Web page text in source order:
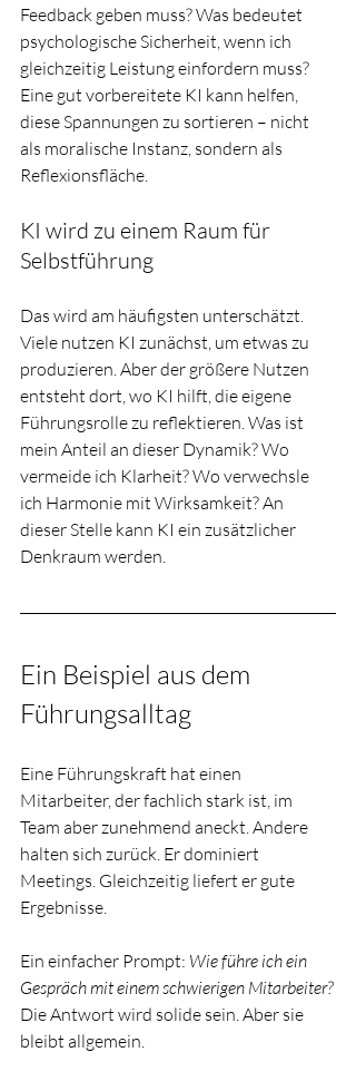
Feedback geben muss? Was bedeutet
psychologische Sicherheit, wenn ich
gleichzeitig Leistung einfordern muss?
Eine gut vorbereitete KI kann helfen,
diese Spannungen zu sortieren – nicht
als moralische Instanz, sondern als
Reflexionsfläche.
KI wird zu einem Raum für
Selbstführung
Das wird am häufigsten unterschätzt.
Viele nutzen KI zunächst, um etwas zu
produzieren. Aber der größere Nutzen
entsteht dort, wo KI hilft, die eigene
Führungsrolle zu reflektieren. Was ist
mein Anteil an dieser Dynamik? Wo
vermeide ich Klarheit? Wo verwechsle
ich Harmonie mit Wirksamkeit? An
dieser Stelle kann KI ein zusätzlicher
Denkraum werden.
Ein Beispiel aus dem
Führungsalltag
Eine Führungskraft hat einen
Mitarbeiter, der fachlich stark ist, im
Team aber zunehmend aneckt. Andere
halten sich zurück. Er dominiert
Meetings. Gleichzeitig liefert er gute
Ergebnisse.
Ein einfacher Prompt: Wie führe ich ein
Gespräch mit einem schwierigen Mitarbeiter?
Die Antwort wird solide sein. Aber sie
bleibt allgemein.